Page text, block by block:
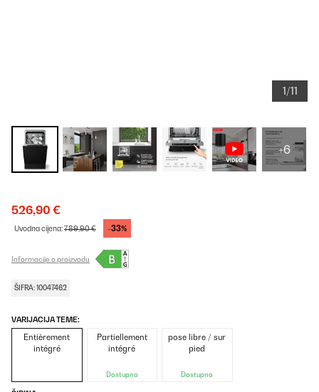
1/11
+6
526,90 €
Uvodna cijena:789,90 € -33%
Informacije o proizvodu
ŠIFRA: 10047462
VARIJACIJA TEME:
Entièrement
intégré
Partiellement
intégré
Dostupno
pose libre / sur
pied
Dostupno